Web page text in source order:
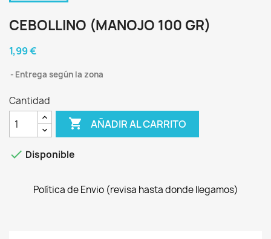
CEBOLLINO (MANOJO 100 GR)
1,99 €
Entrega según la zona
Cantidad
 AÑADIR AL CARRITO
 Disponible
Política de Envio (revisa hasta donde llegamos)